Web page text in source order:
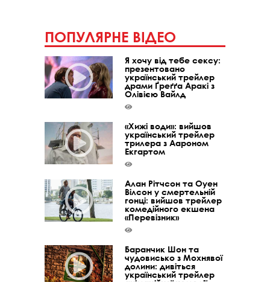
ПОПУЛЯРНЕ ВІДЕО
Я хочу від тебе сексу:
презентовано
український трейлер
драми Ґреґґа Аракі з
Олівією Вайлд
«Хижі води»: вийшов
український трейлер
трилера з Аароном
Екгартом
Алан Рітчсон та Оуен
Вілсон у смертельній
гонці: вийшов трейлер
комедійного екшена
«Перевізник»
Баранчик Шон та
чудовисько з Мохнявої
долини: дивіться
український трейлер